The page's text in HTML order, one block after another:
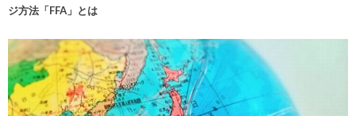
ジ方法「FFA」とは